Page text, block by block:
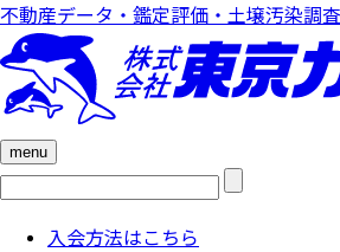
不動産データ・鑑定評価・土壌汚染調
menu
検
入会方法はこちら